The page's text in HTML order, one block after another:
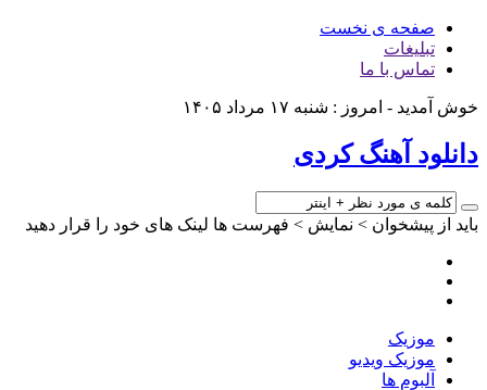
صفحه ی نخست
تبلیغات
تماس با ما
خوش آمدید - امروز : شنبه ۱۷ مرداد ۱۴۰۵
دانلود آهنگ کردی
باید از پیشخوان > نمایش > فهرست ها لینک های خود را قرار دهید
موزیک
موزیک ویدیو
آلبوم ها